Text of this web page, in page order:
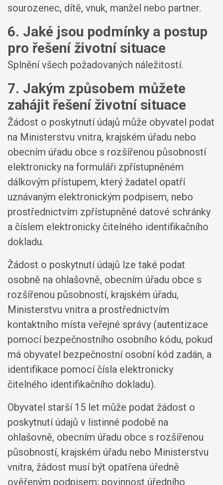
sourozenec, dítě, vnuk, manžel nebo partner.
6. Jaké jsou podmínky a postup
pro řešení životní situace
Splnění všech požadovaných náležitostí.
7. Jakým způsobem můžete
zahájit řešení životní situace
Žádost o poskytnutí údajů může obyvatel podat
na Ministerstvu vnitra, krajském úřadu nebo
obecním úřadu obce s rozšířenou působností
elektronicky na formuláři zpřístupněném
dálkovým přístupem, který žadatel opatří
uznávaným elektronickým podpisem, nebo
prostřednictvím zpřístupněné datové schránky
a číslem elektronicky čitelného identifikačního
dokladu.
Žádost o poskytnutí údajů lze také podat
osobně na ohlašovně, obecním úřadu obce s
rozšířenou působností, krajském úřadu,
Ministerstvu vnitra a prostřednictvím
kontaktního místa veřejné správy (autentizace
pomocí bezpečnostního osobního kódu, pokud
má obyvatel bezpečnostní osobní kód zadán, a
identifikace pomocí čísla elektronicky
čitelného identifikačního dokladu).
Obyvatel starší 15 let může podat žádost o
poskytnutí údajů v listinné podobě na
ohlašovně, obecním úřadu obce s rozšířenou
působností, krajském úřadu nebo Ministerstvu
vnitra, žádost musí být opatřena úředně
ověřeným podpisem; povinnost úředního